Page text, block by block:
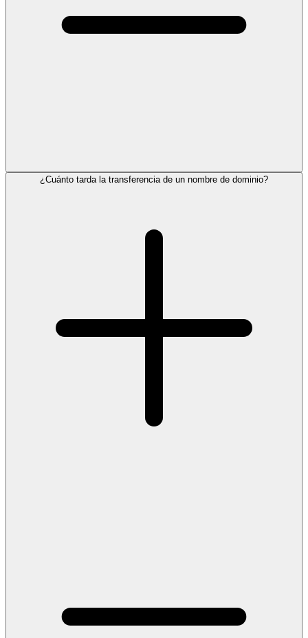
¿Cuánto tarda la transferencia de un nombre de dominio?